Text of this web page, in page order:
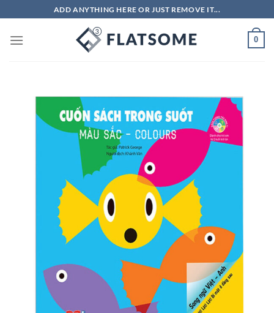
qua
nội
ADD ANYTHING HERE OR JUST REMOVE IT...
0